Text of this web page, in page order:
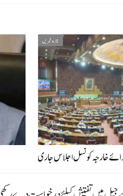
تازہ خبریں
خارجہ کونسل اجلاس جاری